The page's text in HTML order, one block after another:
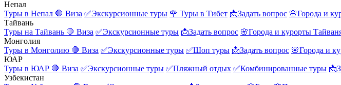
Непал
Туры в Непал 🛑 Виза ✅Экскурсионные туры 🌹 Туры в Тибет 📩Задать вопрос 🌸Города и
Тайвань
Туры на Тайвань 🛑 Виза ✅Экскурсионные туры 📩Задать вопрос 🌸Города и курорты
Монголия
Туры в Монголию 🛑 Виза ✅Экскурсионные туры ✅Шоп туры 📩Задать вопрос 🌸Города и
ЮАР
Туры в ЮАР 🛑 Виза ✅Экскурсионные туры ✅Пляжный отдых ✅Комбинированные туры
Узбекистан